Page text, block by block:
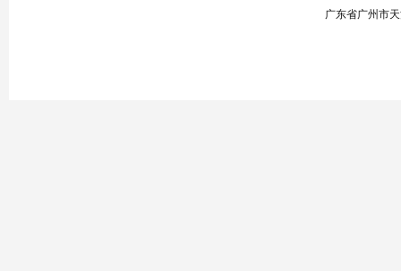
广东省广州市